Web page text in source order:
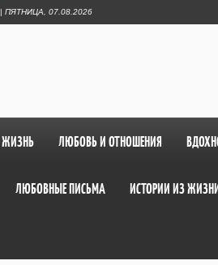
| ПЯТНИЦА, 07.08.2026
ЖИЗНЬ ЛЮБОВЬ И ОТНОШЕНИЯ
ЛЮБОВНЫЕ ПИСЬМА ИСТОРИИ ИЗ